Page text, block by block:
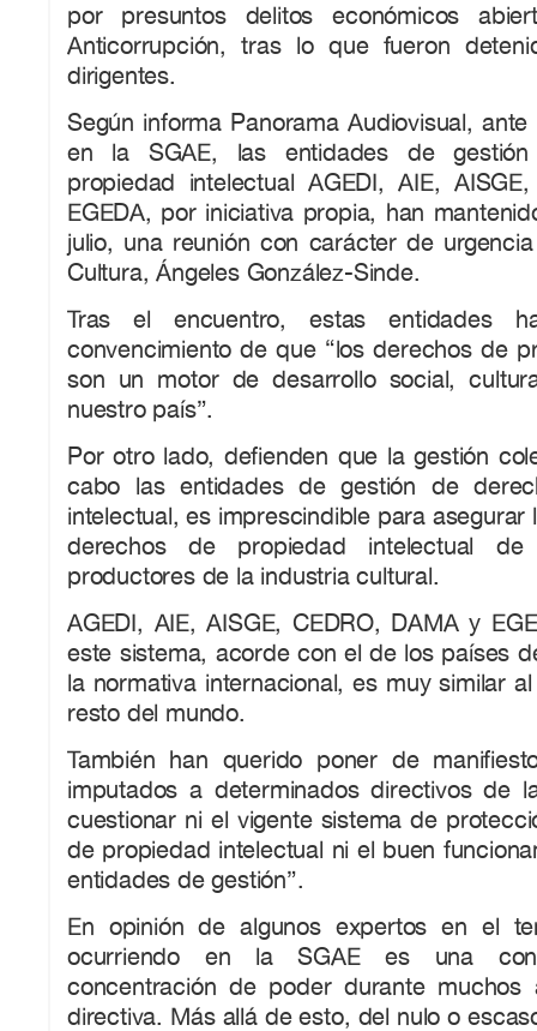
por presuntos delitos económicos
Anticorrupción, tras lo que fueron
dirigentes.
Según informa Panorama Audiovisual,
en la SGAE, las entidades de
propiedad intelectual AGEDI, AIE,
EGEDA, por iniciativa propia, han
julio, una reunión con carácter de
Cultura, Ángeles González-Sinde.
Tras el encuentro, estas entidades
convencimiento de que “los derechos de
son un motor de desarrollo social,
nuestro país”.
Por otro lado, defienden que la gestión
cabo las entidades de gestión de
intelectual, es imprescindible para asegurar
derechos de propiedad intelectual
productores de la industria cultural.
AGEDI, AIE, AISGE, CEDRO, DAMA y
este sistema, acorde con el de los países
la normativa internacional, es muy similar
resto del mundo.
También han querido poner de
imputados a determinados directivos de
cuestionar ni el vigente sistema de
de propiedad intelectual ni el buen
entidades de gestión”.
En opinión de algunos expertos en el
ocurriendo en la SGAE es una
concentración de poder durante
directiva. Más allá de esto, del nulo o